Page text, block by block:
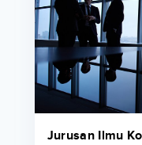
Jurusan Ilmu